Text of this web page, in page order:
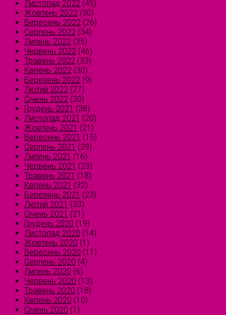
Листопад 2022 (45)
Жовтень 2022 (30)
Вересень 2022 (26)
Серпень 2022 (34)
Липень 2022 (35)
Червень 2022 (46)
Травень 2022 (33)
Квітень 2022 (30)
Березень 2022 (9)
Лютий 2022 (27)
Січень 2022 (30)
Грудень 2021 (38)
Листопад 2021 (20)
Жовтень 2021 (21)
Вересень 2021 (15)
Серпень 2021 (29)
Липень 2021 (16)
Червень 2021 (23)
Травень 2021 (18)
Квітень 2021 (32)
Березень 2021 (23)
Лютий 2021 (33)
Січень 2021 (21)
Грудень 2020 (19)
Листопад 2020 (14)
Жовтень 2020 (1)
Вересень 2020 (11)
Серпень 2020 (4)
Липень 2020 (6)
Червень 2020 (13)
Травень 2020 (18)
Квітень 2020 (10)
Січень 2020 (1)